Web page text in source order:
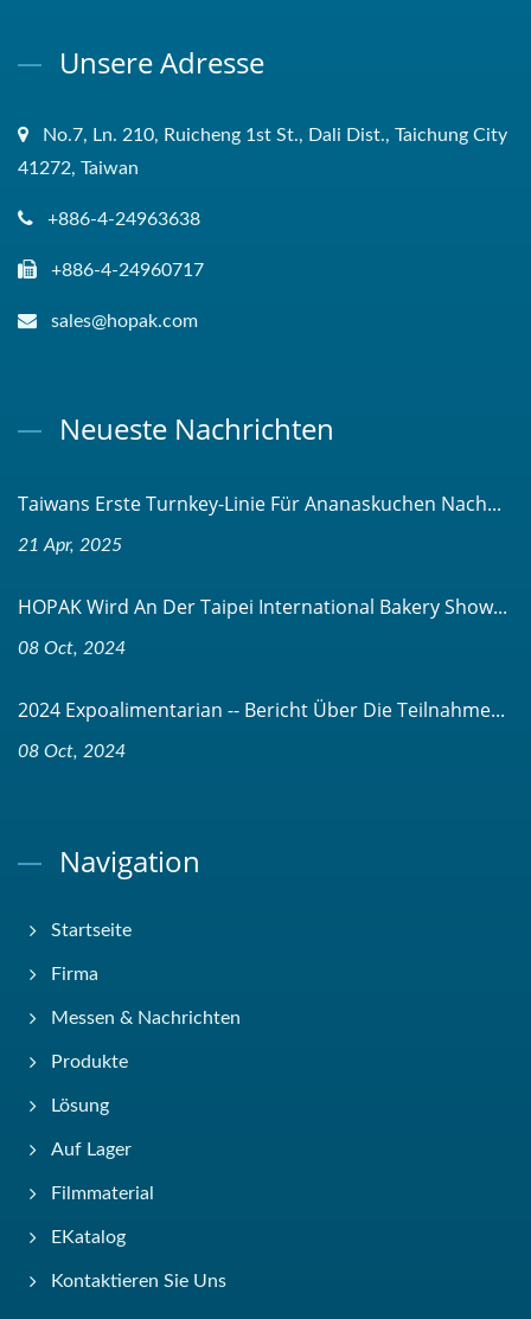
Unsere Adresse
No.7, Ln. 210, Ruicheng 1st St., Dali Dist., Taichung City
41272, Taiwan
+886-4-24963638
+886-4-24960717
sales@hopak.com
Neueste Nachrichten
Taiwans Erste Turnkey-Linie Für Ananaskuchen Nach...
21 Apr, 2025
HOPAK Wird An Der Taipei International Bakery Show...
08 Oct, 2024
2024 Expoalimentarian -- Bericht Über Die Teilnahme...
08 Oct, 2024
Navigation
Startseite
Firma
Messen & Nachrichten
Produkte
Lösung
Auf Lager
Filmmaterial
EKatalog
Kontaktieren Sie Uns